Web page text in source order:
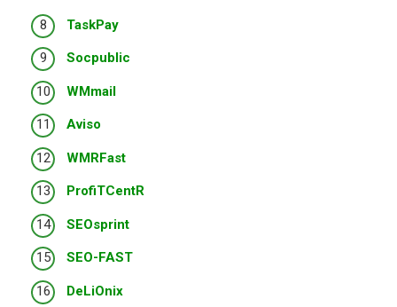
TaskPay
Socpublic
WMmail
Aviso
WMRFast
ProfiTCentR
SEOsprint
SEO-FAST
DeLiOnix